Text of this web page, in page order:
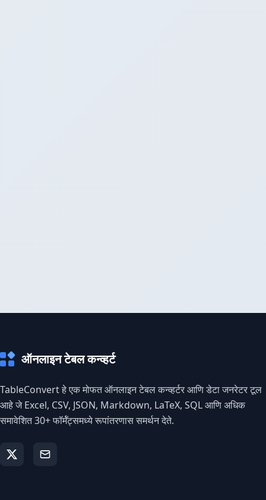
ऑनलाइन टेबल कन्व्हर्ट
TableConvert हे एक मोफत ऑनलाइन टेबल कन्व्हर्टर आणि डेटा जनरेटर टूल
आहे जे Excel, CSV, JSON, Markdown, LaTeX, SQL आणि अधिक
समावेशित 30+ फॉर्मॅट्समध्ये रूपांतरणास समर्थन देते.